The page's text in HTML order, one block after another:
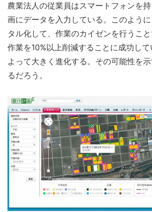
農業法人の従業員はスマートフォンを
画にデータを入力している。このよう
タル化して、作業のカイゼンを行うこ
作業を10%以上削減することに成功し
よって大きく進化する。その可能性を
るだろう。